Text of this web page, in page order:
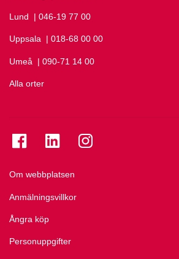
Lund Ring Lund på
| 046-19 77 00
Uppsala Ring Uppsala på
| 018-68 00 00
Umeå Ring Umeå på
| 090-71 14 00
Alla orter
Om webbplatsen
Anmälningsvillkor
Ångra köp
Personuppgifter
Se folkuniversitetet på Facebook
Se folkuniversitetet på LinkedIn